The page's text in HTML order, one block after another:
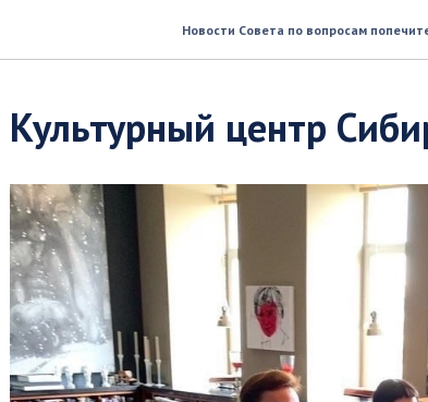
Новости Совета по вопросам
Культурный центр